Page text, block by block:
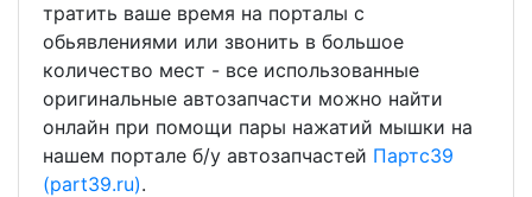
тратить ваше время на порталы с
обьявлениями или звонить в большое
количество мест - все использованные
оригинальные автозапчасти можно найти
онлайн при помощи пары нажатий мышки на
нашем портале б/у автозапчастей Партс39
(part39.ru).